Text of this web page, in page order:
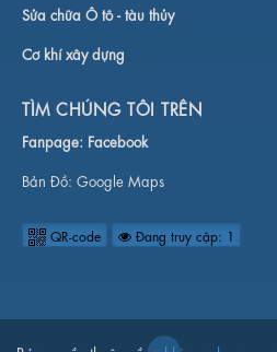
Sửa chữa Ô tô - tàu thủy
Cơ khí xây dựng
TÌM CHÚNG TÔI TRÊN
Fanpage: Facebook
Bản Đồ: Google Maps
QR-code Đang truy cập: 1